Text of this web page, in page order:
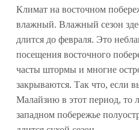
Климат на восточном
влажный. Влажный сезон
длится до февраля. Это
посещения восточного
часты штормы и многие
закрываются. Так что, если
Малайзию в этот период, то
западном побережье